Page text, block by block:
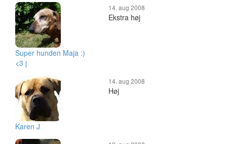
Super hunden Maja :)
<3 j
14. aug 2008
Ekstra høj
Karen J
14. aug 2008
Høj